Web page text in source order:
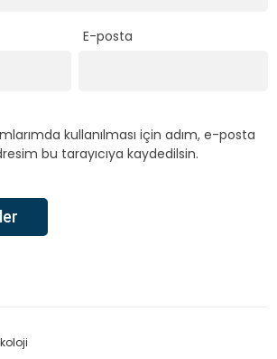
E-posta
kullanılması için adım, e-posta
bu tarayıcıya kaydedilsin.